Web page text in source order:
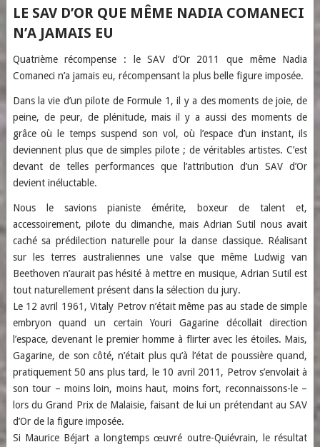
LE SAV D’OR QUE MÊME NADIA COMANECI
N’A JAMAIS EU
Quatrième récompense : le SAV d’Or 2011 que même Nadia
Comaneci n’a jamais eu, récompensant la plus belle figure imposée.
Dans la vie d’un pilote de Formule 1, il y a des moments de joie, de
peine, de peur, de plénitude, mais il y a aussi des moments de
grâce où le temps suspend son vol, où l’espace d’un instant, ils
deviennent plus que de simples pilote ; de véritables artistes. C’est
devant de telles performances que l’attribution d’un SAV d’Or
devient inéluctable.
Nous le savions pianiste émérite, boxeur de talent et,
accessoirement, pilote du dimanche, mais Adrian Sutil nous avait
caché sa prédilection naturelle pour la danse classique. Réalisant
sur les terres australiennes une valse que même Ludwig van
Beethoven n’aurait pas hésité à mettre en musique, Adrian Sutil est
tout naturellement présent dans la sélection du jury.
Le 12 avril 1961, Vitaly Petrov n’était même pas au stade de simple
embryon quand un certain Youri Gagarine décollait direction
l’espace, devenant le premier homme à flirter avec les étoiles. Mais,
Gagarine, de son côté, n’était plus qu’à l’état de poussière quand,
pratiquement 50 ans plus tard, le 10 avril 2011, Petrov s’envolait à
son tour – moins loin, moins haut, moins fort, reconnaissons-le –
lors du Grand Prix de Malaisie, faisant de lui un prétendant au SAV
d’Or de la figure imposée.
Si Maurice Béjart a longtemps œuvré outre-Quiévrain, le résultat